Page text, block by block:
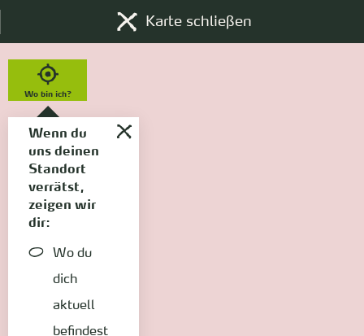
Karte schließen
Wo bin ich?
Wenn du
uns deinen
Standort
verrätst,
zeigen wir
dir:
Wo du
dich
aktuell
befindest